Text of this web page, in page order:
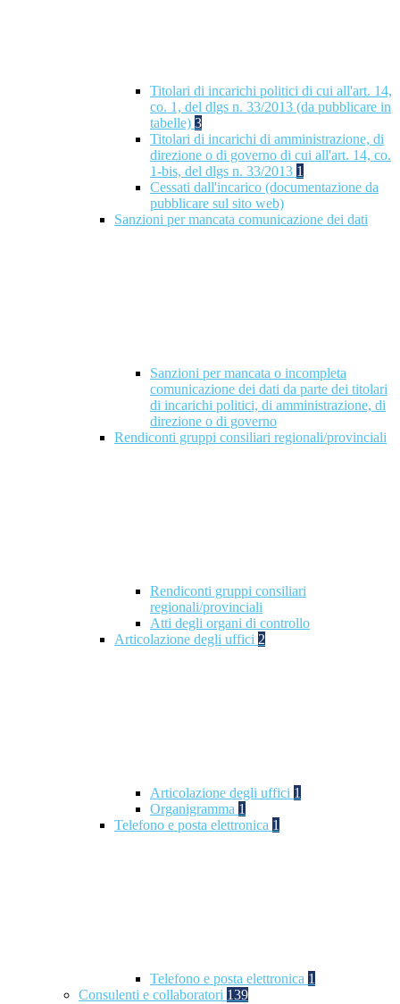
Titolari di incarichi politici di cui all'art. 14,
co. 1, del dlgs n. 33/2013 (da pubblicare in
tabelle) 3
Titolari di incarichi di amministrazione, di
direzione o di governo di cui all'art. 14, co.
1-bis, del dlgs n. 33/2013 1
Cessati dall'incarico (documentazione da
pubblicare sul sito web)
Sanzioni per mancata comunicazione dei dati
Sanzioni per mancata o incompleta
comunicazione dei dati da parte dei titolari
di incarichi politici, di amministrazione, di
direzione o di governo
Rendiconti gruppi consiliari regionali/provinciali
Rendiconti gruppi consiliari
regionali/provinciali
Atti degli organi di controllo
Articolazione degli uffici 2
Articolazione degli uffici 1
Organigramma 1
Telefono e posta elettronica 1
Telefono e posta elettronica 1
Consulenti e collaboratori 139